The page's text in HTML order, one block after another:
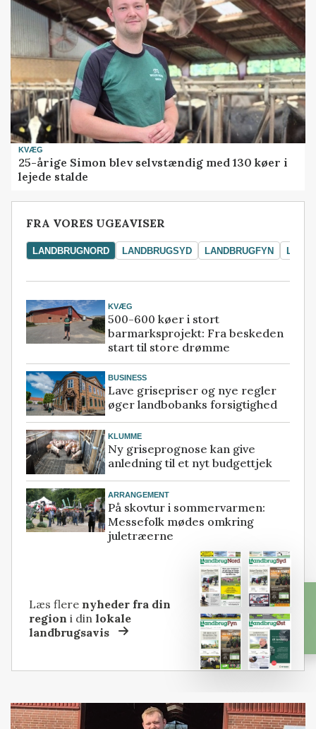
KVÆG
25-årige Simon blev selvstændig med 130 køer i
lejede stalde
FRA VORES UGEAVISER
LANDBRUGNORD LANDBRUGSYD LANDBRUGFYN
KVÆG
500-600 køer i stort
barmarksprojekt: Fra beskeden
start til store drømme
BUSINESS
Lave grisepriser og nye regler
øger landbobanks forsigtighed
KLUMME
Ny griseprognose kan give
anledning til et nyt budgettjek
ARRANGEMENT
På skovtur i sommervarmen:
Messefolk mødes omkring
juletræerne
Læs flere nyheder fra din
region i dinlokale
landbrugsavis